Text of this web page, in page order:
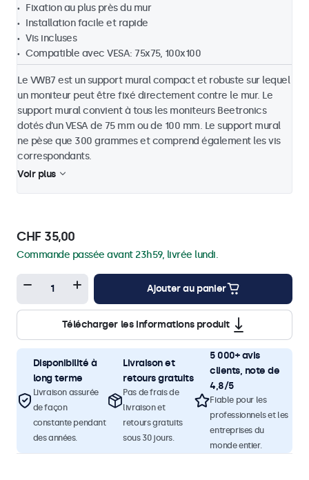
Fixation au plus près du mur
Installation facile et rapide
Vis incluses
Compatible avec VESA: 75x75, 100x100
Le VWB7 est un support mural compact et robuste sur lequel
un moniteur peut être fixé directement contre le mur. Le
support mural convient à tous les moniteurs Beetronics
dotés d’un VESA de 75 mm ou de 100 mm. Le support mural
ne pèse que 300 grammes et comprend également les vis
correspondants.
Voir plus
CHF 35,00
Commande passée avant 23h59, livrée lundi.
Ajouter au panier
Télécharger les informations produit
Disponibilité à
long terme
Livraison assurée
de façon
constante pendant
des années.
Livraison et
retours gratuits
Pas de frais de
livraison et
retours gratuits
sous 30 jours.
5 000+ avis
clients, note de
4,8/5
Fiable pour les
professionnels et les
entreprises du
monde entier.